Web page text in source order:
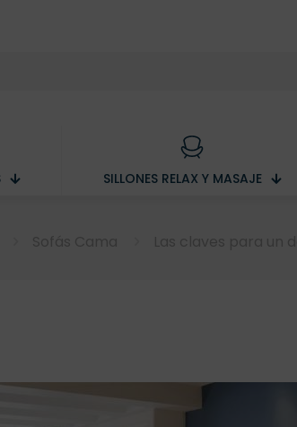
SILLONES RELAX Y MASAJE